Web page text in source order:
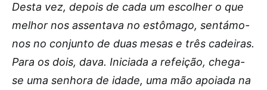
Desta vez, depois de cada um escolher o que
melhor nos assentava no estômago, sentámo-
nos no conjunto de duas mesas e três cadeiras.
Para os dois, dava. Iniciada a refeição, chega-
se uma senhora de idade, uma mão apoiada na